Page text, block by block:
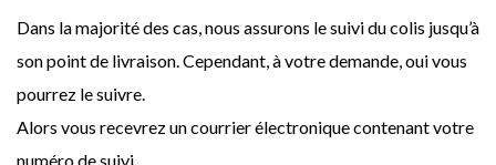
Dans la majorité des cas, nous assurons le suivi du colis jusqu’à
son point de livraison. Cependant, à votre demande, oui vous
pourrez le suivre.
Alors vous recevrez un courrier électronique contenant votre
numéro de suivi.